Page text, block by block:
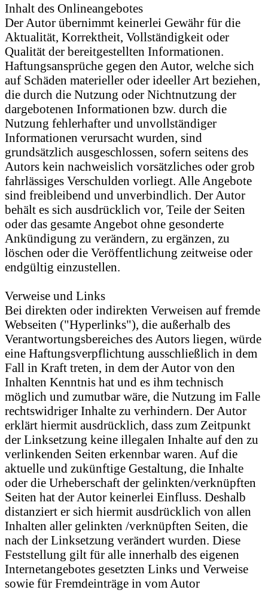
Inhalt des Onlineangebotes
Der Autor übernimmt keinerlei Gewähr für die
Aktualität, Korrektheit, Vollständigkeit oder
Qualität der bereitgestellten Informationen.
Haftungsansprüche gegen den Autor, welche sich
auf Schäden materieller oder ideeller Art beziehen,
die durch die Nutzung oder Nichtnutzung der
dargebotenen Informationen bzw. durch die
Nutzung fehlerhafter und unvollständiger
Informationen verursacht wurden, sind
grundsätzlich ausgeschlossen, sofern seitens des
Autors kein nachweislich vorsätzliches oder grob
fahrlässiges Verschulden vorliegt. Alle Angebote
sind freibleibend und unverbindlich. Der Autor
behält es sich ausdrücklich vor, Teile der Seiten
oder das gesamte Angebot ohne gesonderte
Ankündigung zu verändern, zu ergänzen, zu
löschen oder die Veröffentlichung zeitweise oder
endgültig einzustellen.
Verweise und Links
Bei direkten oder indirekten Verweisen auf fremde
Webseiten ("Hyperlinks"), die außerhalb des
Verantwortungsbereiches des Autors liegen, würde
eine Haftungsverpflichtung ausschließlich in dem
Fall in Kraft treten, in dem der Autor von den
Inhalten Kenntnis hat und es ihm technisch
möglich und zumutbar wäre, die Nutzung im Falle
rechtswidriger Inhalte zu verhindern. Der Autor
erklärt hiermit ausdrücklich, dass zum Zeitpunkt
der Linksetzung keine illegalen Inhalte auf den zu
verlinkenden Seiten erkennbar waren. Auf die
aktuelle und zukünftige Gestaltung, die Inhalte
oder die Urheberschaft der gelinkten/verknüpften
Seiten hat der Autor keinerlei Einfluss. Deshalb
distanziert er sich hiermit ausdrücklich von allen
Inhalten aller gelinkten /verknüpften Seiten, die
nach der Linksetzung verändert wurden. Diese
Feststellung gilt für alle innerhalb des eigenen
Internetangebotes gesetzten Links und Verweise
sowie für Fremdeinträge in vom Autor